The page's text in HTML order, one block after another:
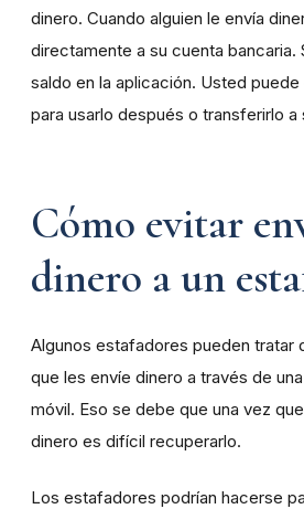
dinero. Cuando alguien le envía
directamente a su cuenta bancaria.
saldo en la aplicación. Usted puede
para usarlo después o transferirlo a
Cómo evitar
dinero a un
Algunos estafadores pueden tratar
que les envíe dinero a través de
móvil. Eso se debe que una vez
dinero es difícil recuperarlo.
Los estafadores podrían hacerse